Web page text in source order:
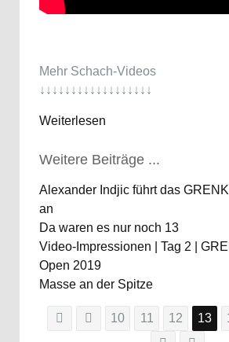
Mehr Schach-Videos
↓↓↓↓↓↓↓↓↓↓↓↓↓↓↓↓↓↓
Weiterlesen
Weitere Beiträge ...
Alexander Indjic führt das
an
Da waren es nur noch 13
Video-Impressionen | Tag 2 |
Open 2019
Masse an der Spitze
10 11 12 13